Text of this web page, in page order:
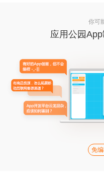
你可
应用公园
免